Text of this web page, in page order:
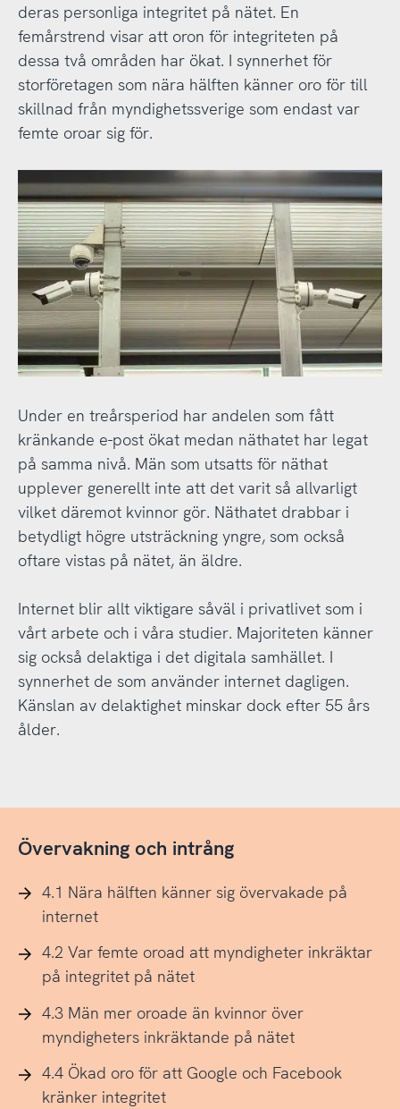
deras personliga integritet på nätet. En
femårstrend visar att oron för integriteten på
dessa två områden har ökat. I synnerhet för
storföretagen som nära hälften känner oro för till
skillnad från myndighetssverige som endast var
femte oroar sig för.
Under en treårsperiod har andelen som fått
kränkande e-post ökat medan näthatet har legat
på samma nivå. Män som utsatts för näthat
upplever generellt inte att det varit så allvarligt
vilket däremot kvinnor gör. Näthatet drabbar i
betydligt högre utsträckning yngre, som också
oftare vistas på nätet, än äldre.
Internet blir allt viktigare såväl i privatlivet som i
vårt arbete och i våra studier. Majoriteten känner
sig också delaktiga i det digitala samhället. I
synnerhet de som använder internet dagligen.
Känslan av delaktighet minskar dock efter 55 års
ålder.
Övervakning och intrång
4.1 Nära hälften känner sig övervakade på
internet
4.2 Var femte oroad att myndigheter inkräktar
på integritet på nätet
4.3 Män mer oroade än kvinnor över
myndigheters inkräktande på nätet
4.4 Ökad oro för att Google och Facebook
kränker integritet